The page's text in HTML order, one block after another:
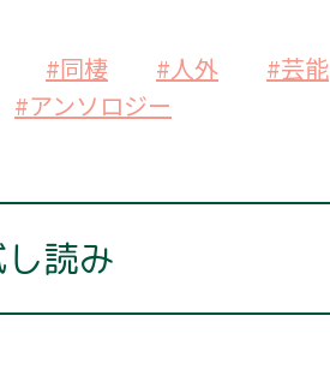
#同棲 #人外
#芸能
#アンソロジー
読み